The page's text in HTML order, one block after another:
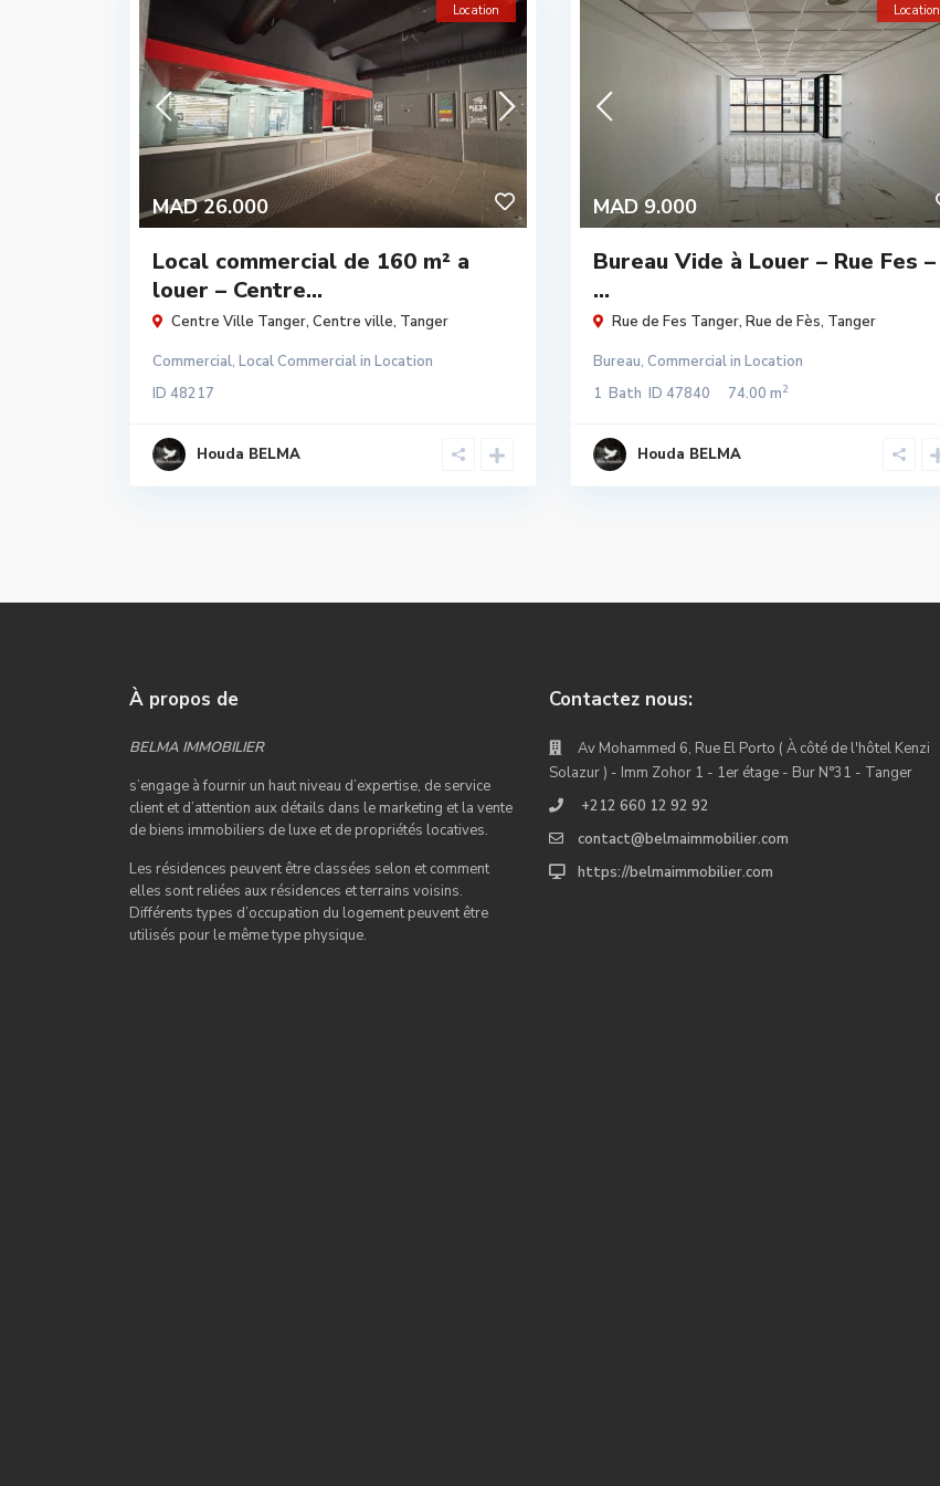
MAD 26.000
Location
Local commercial de 160 m² a
louer – Centre...
Centre Ville Tanger, Centre ville, Tanger
Commercial, Local Commercialin Location
ID 48217
Houda BELMA
MAD 9.000
Location
Bureau Vide à Louer – Rue Fes –
...
Rue de Fes Tanger, Rue de Fès, Tanger
Bureau, Commercialin Location
1 Bath ID 47840 74.00 m2
Houda BELMA
À propos de
BELMA IMMOBILIER
s’engage à fournir un haut niveau d’expertise, de service
client et d’attention aux détails dans le marketing et la vente
de biens immobiliers de luxe et de propriétés locatives.
Les résidences peuvent être classées selon et comment
elles sont reliées aux résidences et terrains voisins.
Différents types d’occupation du logement peuvent être
utilisés pour le même type physique.
Contactez nous:
Av Mohammed 6, Rue El Porto ( À côté de l'hôtel Kenzi
Solazur ) - Imm Zohor 1 - 1er étage - Bur N°31 - Tanger
+212 660 12 92 92
contact@belmaimmobilier.com
https://belmaimmobilier.com